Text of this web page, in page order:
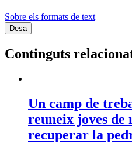
Sobre els formats de text
Continguts
Un camp de
reuneix joves de
recuperar la